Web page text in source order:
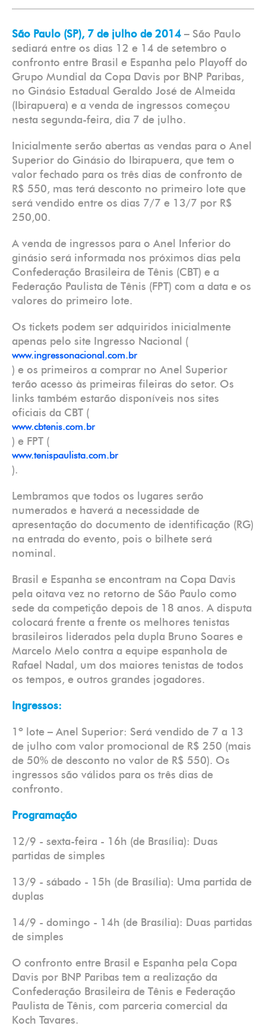
São Paulo (SP), 7 de julho de 2014 – São Paulo
sediará entre os dias 12 e 14 de setembro o
confronto entre Brasil e Espanha pelo Playoff do
Grupo Mundial da Copa Davis por BNP Paribas,
no Ginásio Estadual Geraldo José de Almeida
(Ibirapuera) e a venda de ingressos começou
nesta segunda-feira, dia 7 de julho.
Inicialmente serão abertas as vendas para o Anel
Superior do Ginásio do Ibirapuera, que tem o
valor fechado para os três dias de confronto de
R$ 550, mas terá desconto no primeiro lote que
será vendido entre os dias 7/7 e 13/7 por R$
250,00.
A venda de ingressos para o Anel Inferior do
ginásio será informada nos próximos dias pela
Confederação Brasileira de Tênis (CBT) e a
Federação Paulista de Tênis (FPT) com a data e os
valores do primeiro lote.
Os tickets podem ser adquiridos inicialmente
apenas pelo site Ingresso Nacional (
www.ingressonacional.com.br
) e os primeiros a comprar no Anel Superior
terão acesso às primeiras fileiras do setor. Os
links também estarão disponíveis nos sites
oficiais da CBT (
www.cbtenis.com.br
) e FPT (
www.tenispaulista.com.br
).
Lembramos que todos os lugares serão
numerados e haverá a necessidade de
apresentação do documento de identificação (RG)
na entrada do evento, pois o bilhete será
nominal.
Brasil e Espanha se encontram na Copa Davis
pela oitava vez no retorno de São Paulo como
sede da competição depois de 18 anos. A disputa
colocará frente a frente os melhores tenistas
brasileiros liderados pela dupla Bruno Soares e
Marcelo Melo contra a equipe espanhola de
Rafael Nadal, um dos maiores tenistas de todos
os tempos, e outros grandes jogadores.
Ingressos:
1º lote – Anel Superior: Será vendido de 7 a 13
de julho com valor promocional de R$ 250 (mais
de 50% de desconto no valor de R$ 550). Os
ingressos são válidos para os três dias de
confronto.
Programação
12/9 - sexta-feira - 16h (de Brasília): Duas
partidas de simples
13/9 - sábado - 15h (de Brasília): Uma partida de
duplas
14/9 - domingo - 14h (de Brasília): Duas partidas
de simples
O confronto entre Brasil e Espanha pela Copa
Davis por BNP Paribas tem a realização da
Confederação Brasileira de Tênis e Federação
Paulista de Tênis, com parceria comercial da
Koch Tavares.